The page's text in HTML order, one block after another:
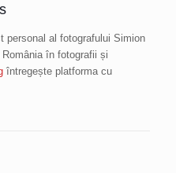
personal al fotografului Simion
în fotografii și
întregește platforma cu